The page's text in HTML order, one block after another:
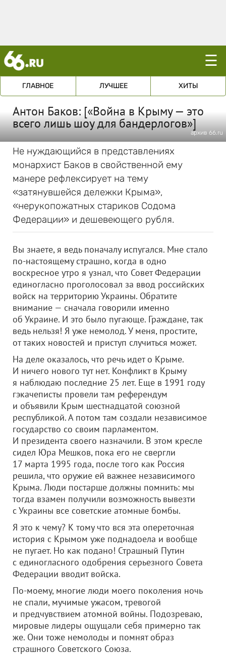
☰
ГЛАВНОЕ ЛУЧШЕЕ ХИТЫ
Антон Баков: [«Война в Крыму — это
всего лишь шоу для бандерлогов»]
архив 66.ru
Не нуждающийся в представлениях
монархист Баков в свойственной ему
манере рефлексирует на тему
«затянувшейся дележки Крыма»,
«нерукопожатных стариков Содома
Федерации» и дешевеющего рубля.
Вы знаете, я ведь поначалу испугался. Мне стало
по-настоящему страшно, когда в одно
воскресное утро я узнал, что Совет Федерации
единогласно проголосовал за ввод российских
войск на территорию Украины. Обратите
внимание — сначала говорили именно
об Украине. И это было пугающе. Граждане, так
ведь нельзя! Я уже немолод. У меня, простите,
от таких новостей и приступ случиться может.
На деле оказалось, что речь идет о Крыме.
И ничего нового тут нет. Конфликт в Крыму
я наблюдаю последние 25 лет. Еще в 1991 году
гэкачеписты провели там референдум
и объявили Крым шестнадцатой союзной
республикой. А потом там создали независимое
государство со своим парламентом.
И президента своего назначили. В этом кресле
сидел Юра Мешков, пока его не свергли
17 марта 1995 года, после того как Россия
решила, что оружие ей важнее независимого
Крыма. Люди постарше должны помнить: мы
тогда взамен получили возможность вывезти
с Украины все советские атомные бомбы.
Я это к чему? К тому что вся эта опереточная
история с Крымом уже поднадоела и вообще
не пугает. Но как подано! Страшный Путин
с единогласного одобрения серьезного Совета
Федерации вводит войска.
По-моему, многие люди моего поколения ночь
не спали, мучимые ужасом, тревогой
и предчувствием атомной войны. Подозреваю,
мировые лидеры ощущали себя примерно так
же. Они тоже немолоды и помнят образ
страшного Советского Союза.